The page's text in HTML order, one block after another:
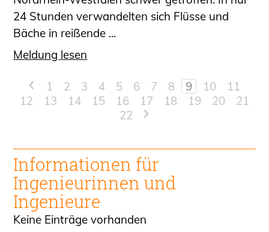
24 Stunden verwandelten sich Flüsse und
Bäche in reißende ...
Meldung lesen
< 1 2 3 4 5 6 7 8 9 10
11
12
13 14 15 16 17 18 19 20
21
22
>
Informationen für
Ingenieurinnen und
Ingenieure
Keine Einträge vorhanden